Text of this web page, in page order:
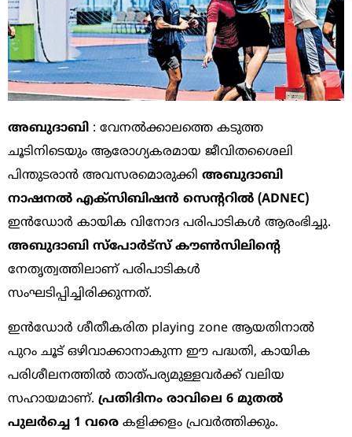
അബുദാബി : വേനൽക്കാലത്തെ കടുത്ത
ചൂടിനിടെയും ആരോഗ്യകരമായ ജീവിതശൈലി
പിന്തുടരാൻ അവസരമൊരുക്കി അബുദാബി
നാഷനൽ എക്സിബിഷൻ സെന്ററിൽ (ADNEC)
ഇൻഡോർ കായിക വിനോദ പരിപാടികൾ ആരംഭിച്ചു.
അബുദാബി സ്പോർട്സ് കൗൺസിലിന്റെ
നേതൃത്വത്തിലാണ് പരിപാടികൾ
സംഘടിപ്പിച്ചിരിക്കുന്നത്.
ഇൻഡോർ ശീതീകരിത playing zone ആയതിനാൽ
പുറം ചൂട് ഒഴിവാക്കാനാകുന്ന ഈ പദ്ധതി, കായിക
പരിശീലനത്തിൽ താത്പര്യമുള്ളവർക്ക് വലിയ
സഹായമാണ്. പ്രതിദിനം രാവിലെ 6 മുതൽ
പുലർച്ചെ 1 വരെ കളിക്കളം പ്രവർത്തിക്കും.